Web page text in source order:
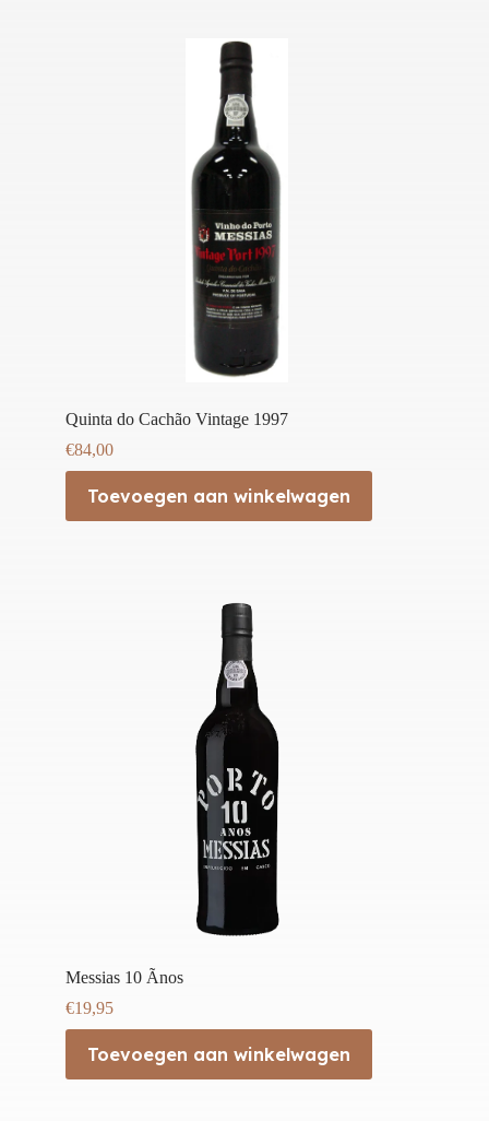
Quinta do Cachão Vintage 1997
€84,00
Toevoegen aan winkelwagen
Messias 10 Ãnos
€19,95
Toevoegen aan winkelwagen